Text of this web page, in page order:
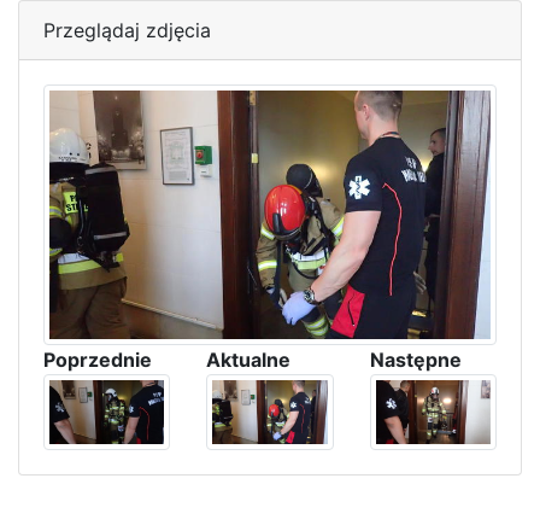
Przeglądaj zdjęcia
Poprzednie Aktualne Następne